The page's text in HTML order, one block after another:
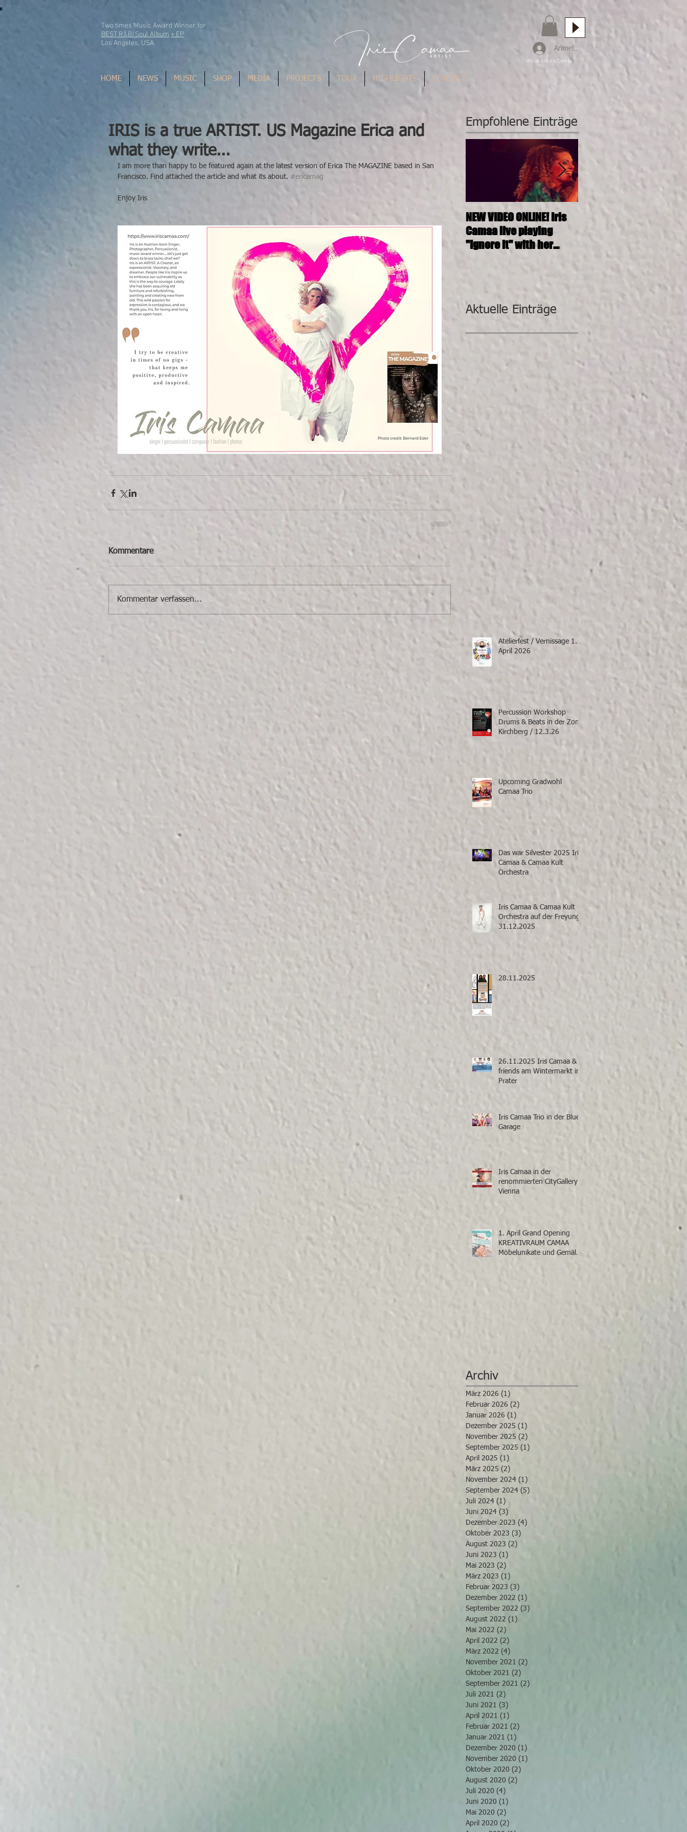
Two times Music Award Winner for
BEST R&B/Soul Album + EP
Los Angeles, USA
Anmelden
official site Iris Camaa
HOME NEWS MUSIC SHOP MEDIA PROJECTS TOUR HIGHLIGHTS CONTACT
IRIS is a true ARTIST. US Magazine Erica and
what they write...
I am more than happy to be featured again at the latest version of Erica The MAGAZINE based in San
Francisco. Find attached the article and what its about. #ericamag
Enjoy Iris
Kommentare
Kommentar verfassen...
Empfohlene Einträge
NEW VIDEO ONLINE! Iris
Camaa live playing
"Ignore it" with her
26.11.2016, 20:00, IRIS
CAMAA 4tett @ SOSHANA
Aktuelle Einträge
Atelierfest / Vernissage 1.
April 2026
Percussion Workshop
Drums & Beats in der Zone
Kirchberg / 12.3.26
Upcoming Gradwohl
Camaa Trio
Das war Silvester 2025 Iris
Camaa & Camaa Kult
Orchestra
Iris Camaa & Camaa Kult
Orchestra auf der Freyung
31.12.2025
28.11.2025
26.11.2025 Iris Camaa &
friends am Wintermarkt im
Prater
Iris Camaa Trio in der Blue
Garage
Iris Camaa in der
renommierten CityGallery
Vienna
1. April Grand Opening
KREATIVRAUM CAMAA
Möbelunikate und Gemälde
Archiv
März 2026 (1)
Februar 2026 (2)
Januar 2026 (1)
Dezember 2025 (1)
November 2025 (2)
September 2025 (1)
April 2025 (1)
März 2025 (2)
November 2024 (1)
September 2024 (5)
Juli 2024 (1)
Juni 2024 (3)
Dezember 2023 (4)
Oktober 2023 (3)
August 2023 (2)
Juni 2023 (1)
Mai 2023 (2)
März 2023 (1)
Februar 2023 (3)
Dezember 2022 (1)
September 2022 (3)
August 2022 (1)
Mai 2022 (2)
April 2022 (2)
März 2022 (4)
November 2021 (2)
Oktober 2021 (2)
September 2021 (2)
Juli 2021 (2)
Juni 2021 (3)
April 2021 (1)
Februar 2021 (2)
Januar 2021 (1)
Dezember 2020 (1)
November 2020 (1)
Oktober 2020 (2)
August 2020 (2)
Juli 2020 (4)
Juni 2020 (1)
Mai 2020 (2)
April 2020 (2)